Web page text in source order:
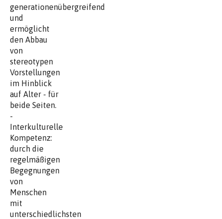
generationenübergreifend
und
ermöglicht
den Abbau
von
stereotypen
Vorstellungen
im Hinblick
auf Alter - für
beide Seiten.
-
Interkulturelle
Kompetenz:
durch die
regelmäßigen
Begegnungen
von
Menschen
mit
unterschiedlichsten